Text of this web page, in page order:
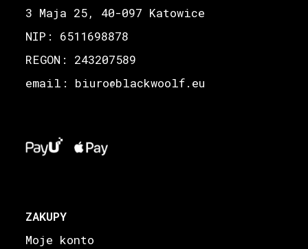
3 Maja 25, 40-097 Katowice
NIP: 6511698878
REGON: 243207589
email: biuro@blackwoolf.eu
ZAKUPY
Moje konto